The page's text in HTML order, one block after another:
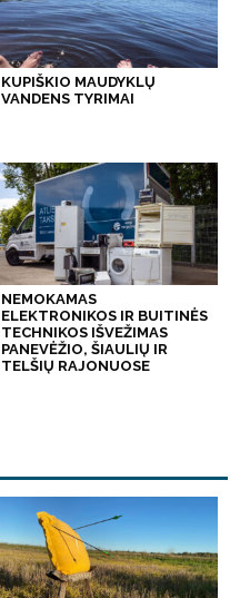
KUPIŠKIO MAUDYKLŲ
VANDENS TYRIMAI
NEMOKAMAS
ELEKTRONIKOS IR BUITINĖS
TECHNIKOS IŠVEŽIMAS
PANEVĖŽIO, ŠIAULIŲ IR
TELŠIŲ RAJONUOSE